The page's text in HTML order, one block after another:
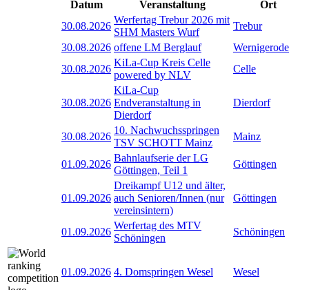
Datum Veranstaltung
Ort
30.08.2026
Werfertag Trebur 2026 mit
SHM Masters Wurf
Trebur
30.08.2026 offene LM Berglauf
Wernigerode
30.08.2026
KiLa-Cup Kreis Celle
powered by NLV
Celle
30.08.2026
KiLa-Cup
Endveranstaltung in
Dierdorf
Dierdorf
30.08.2026
10. Nachwuchsspringen
TSV SCHOTT Mainz
Mainz
01.09.2026
Bahnlaufserie der LG
Göttingen, Teil 1
Göttingen
01.09.2026
Dreikampf U12 und älter,
auch Senioren/Innen (nur
vereinsintern)
Göttingen
01.09.2026
Werfertag des MTV
Schöningen
Schöningen
01.09.2026 4. Domspringen Wesel Wesel